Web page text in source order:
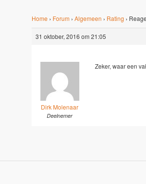
Home › Forum › Algemeen › Rating ›
31 oktober, 2016 om 21:05
Dirk Molenaar
Deelnemer
Zeker, waar een